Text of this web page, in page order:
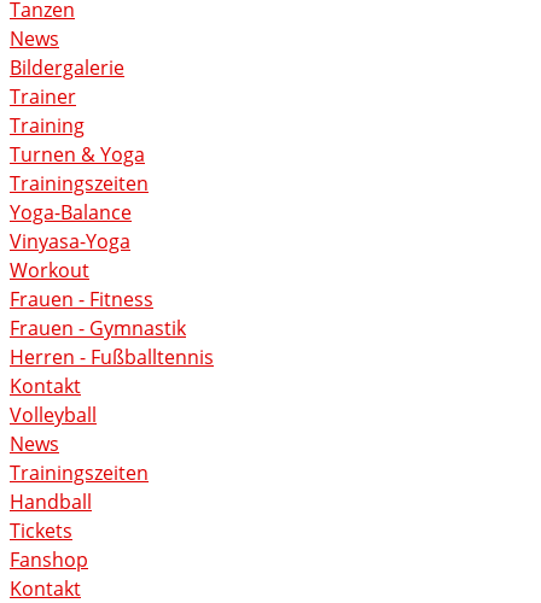
Tanzen
News
Bildergalerie
Trainer
Training
Turnen & Yoga
Trainingszeiten
Yoga-Balance
Vinyasa-Yoga
Workout
Frauen - Fitness
Frauen - Gymnastik
Herren - Fußballtennis
Kontakt
Volleyball
News
Trainingszeiten
Handball
Tickets
Fanshop
Kontakt